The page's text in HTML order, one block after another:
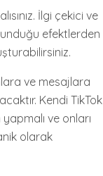
İlgi çekici ve
efektlerden
ve mesajlara
Kendi TikTok
ve onları
olarak